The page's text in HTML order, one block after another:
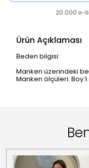
Ürün Açıklaması
Beden bilgisi:
Manken üzerindeki
Manken ölçüleri: